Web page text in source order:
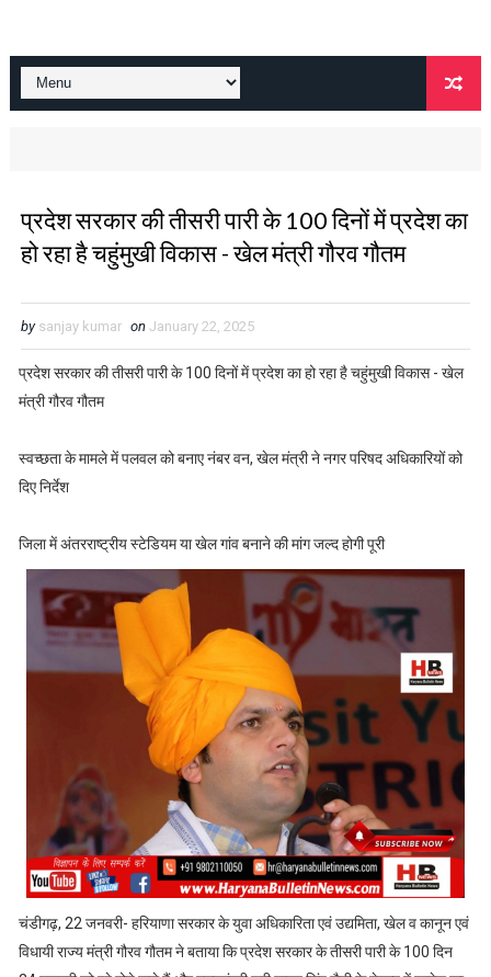
प्रदेश सरकार की तीसरी पारी के 100 दिनों में प्रदेश का
हो रहा है चहुंमुखी विकास - खेल मंत्री गौरव गौतम
by sanjay kumar on January 22, 2025
प्रदेश सरकार की तीसरी पारी के 100 दिनों में प्रदेश का हो रहा है चहुंमुखी विकास - खेल
मंत्री गौरव गौतम
स्वच्छता के मामले में पलवल को बनाए नंबर वन, खेल मंत्री ने नगर परिषद अधिकारियों को
दिए निर्देश
जिला में अंतरराष्ट्रीय स्टेडियम या खेल गांव बनाने की मांग जल्द होगी पूरी
चंडीगढ़, 22 जनवरी- हरियाणा सरकार के युवा अधिकारिता एवं उद्यमिता, खेल व कानून एवं
विधायी राज्य मंत्री गौरव गौतम ने बताया कि प्रदेश सरकार के तीसरी पारी के 100 दिन